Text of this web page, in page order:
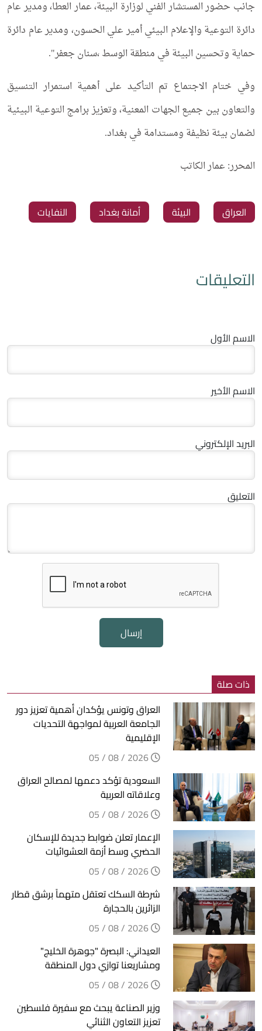
جانب حضور المستشار الفني لوزارة البيئة، عمار العطا، ومدير عام
دائرة التوعية والإعلام البيئي أمير علي الحسون، ومدير عام دائرة
حماية وتحسين البيئة في منطقة الوسط ،سنان جعفر".
وفي ختام الاجتماع تم التأكيد على أهمية استمرار التنسيق
والتعاون بين جميع الجهات المعنية، وتعزيز برامج التوعية البيئية
لضمان بيئة نظيفة ومستدامة في بغداد.
المحرر: عمار الكاتب
العراق البيئة أمانة بغداد النفايات
التعليقات
الاسم الأول
الاسم الأخير
البريد الإلكتروني
التعليق
إرسال
ذات صلة
العراق وتونس يؤكدان أهمية تعزيز دور
الجامعة العربية لمواجهة التحديات
الإقليمية
السعودية تؤكد دعمها لمصالح العراق
وعلاقاته العربية
الإعمار تعلن ضوابط جديدة للإسكان
الحضري وسط أزمة العشوائيات
شرطة السكك تعتقل متهماً برشق قطار
الزائرين بالحجارة
العيداني: البصرة "جوهرة الخليج"
ومشاريعنا توازي دول المنطقة
وزير الصناعة يبحث مع سفيرة فلسطين
تعزيز التعاون الثنائي